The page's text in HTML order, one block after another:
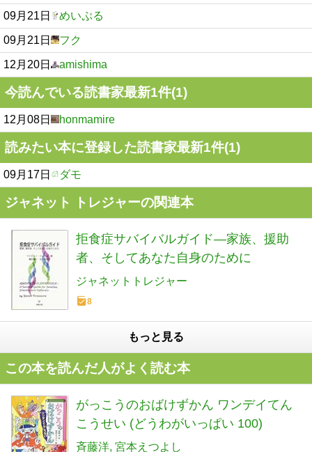
09月21日 めいぷる
09月21日 フク
12月20日 amishima
今読んでいる読書家最新1件(1)
12月08日 honmamire
読みたい本に登録した読書家最新1件(1)
09月17日 ダモ
ジャネット トレジャーの関連本
拒食症サバイバルガイド―家族、援助
者、そしてあなた自身のために
ジャネットトレジャー
8
もっと見る
この本を読んだ人がよく読む本
がっこうのおばけずかん ワンデイてん
こうせい (どうわがいっぱい 100)
斉藤洋 宮本えつよし